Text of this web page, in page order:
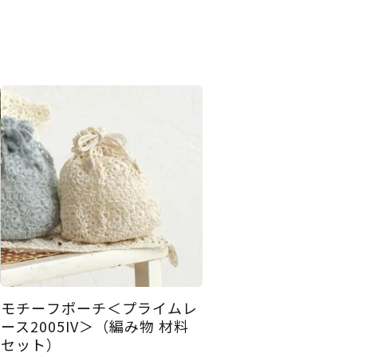
モチーフポーチ＜プライムレ
ース2005IV＞（編み物 材料
セット）